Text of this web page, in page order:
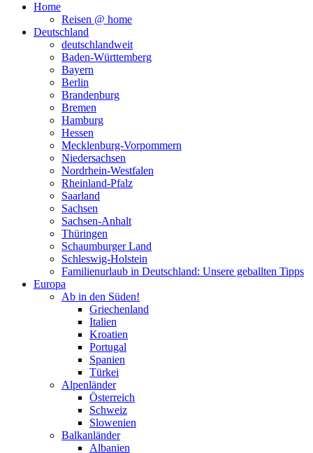
Home
Reisen @ home
Deutschland
deutschlandweit
Baden-Württemberg
Bayern
Berlin
Brandenburg
Bremen
Hamburg
Hessen
Mecklenburg-Vorpommern
Niedersachsen
Nordrhein-Westfalen
Rheinland-Pfalz
Saarland
Sachsen
Sachsen-Anhalt
Thüringen
Schaumburger Land
Schleswig-Holstein
Familienurlaub in Deutschland: Unsere geballten Tipps
Europa
Ab in den Süden!
Griechenland
Italien
Kroatien
Portugal
Spanien
Türkei
Alpenländer
Österreich
Schweiz
Slowenien
Balkanländer
Albanien